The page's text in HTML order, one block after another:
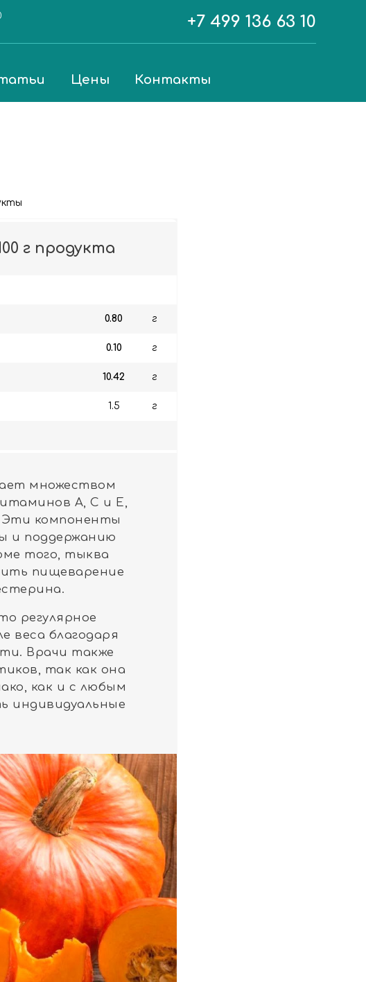
+7 499 136 63 10
Цены Контакты
г продукта
0.80 г
0.10 г
10.42 г
1.5 г
множеством
A, C и E,
Эти компоненты
и поддержанию
того, тыква
пищеварение
регулярное
веса благодаря
Врачи также
так как она
как и с любым
индивидуальные